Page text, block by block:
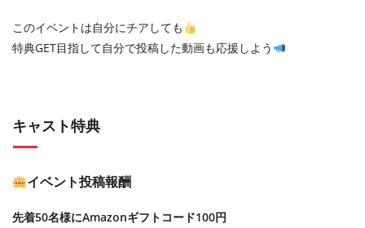
このイベントは自分にチアしても
特典GET目指して自分で投稿した動画も応援しよう
キャスト特典
イベント投稿報酬
先着50名様にAmazonギフトコード100円